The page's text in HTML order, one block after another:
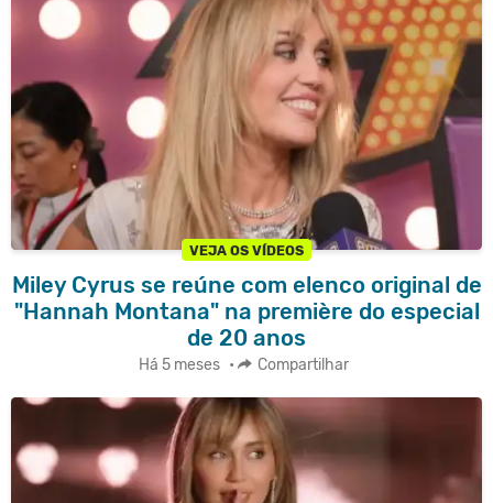
VEJA OS VÍDEOS
Miley Cyrus se reúne com elenco original de
"Hannah Montana" na première do especial
de 20 anos
Há 5 meses • Compartilhar